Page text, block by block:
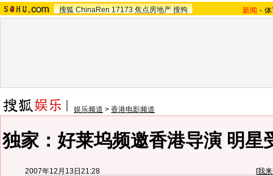
搜狐 ChinaRen 17173 焦点房地产 搜狗 新闻 -
娱乐频道 > 香港电影频道
独家：好莱坞频邀香港导演 明星
2007年12月13日21:28 [我